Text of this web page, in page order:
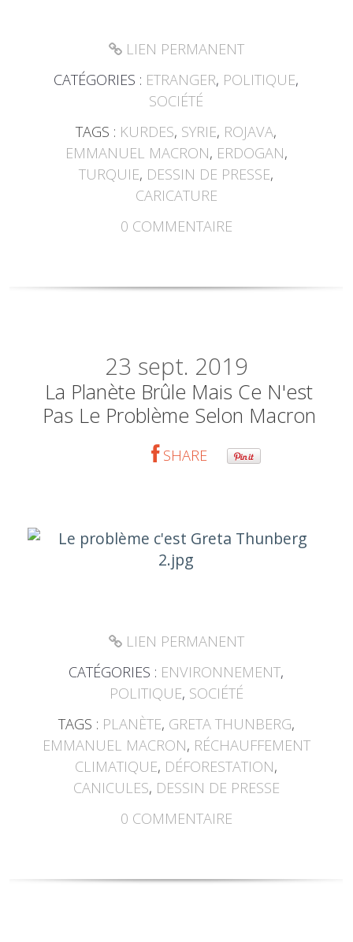
LIEN PERMANENT
CATÉGORIES : ETRANGER, POLITIQUE,
SOCIÉTÉ
TAGS : KURDES, SYRIE, ROJAVA,
EMMANUEL MACRON, ERDOGAN,
TURQUIE, DESSIN DE PRESSE,
CARICATURE
0 COMMENTAIRE
23 sept. 2019
La Planète Brûle Mais Ce N'est
Pas Le Problème Selon Macron
SHARE
LIEN PERMANENT
CATÉGORIES : ENVIRONNEMENT,
POLITIQUE, SOCIÉTÉ
TAGS : PLANÈTE, GRETA THUNBERG,
EMMANUEL MACRON, RÉCHAUFFEMENT
CLIMATIQUE, DÉFORESTATION,
CANICULES, DESSIN DE PRESSE
0 COMMENTAIRE